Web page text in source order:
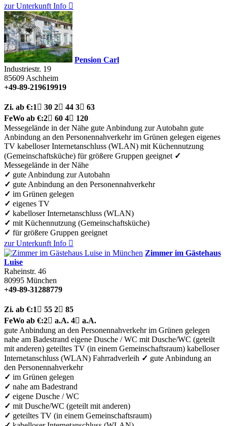
zur Unterkunft Info 
Pension Carl
Industriestr. 19
85609 Aschheim
+49-89-219619919
Zi. ab €:1  30 2 44 3 63
FeWo ab €:2 60 4 120
Messegelände in der Nähe gute Anbindung zur Autobahn gute
Anbindung an den Personennahverkehr im Grünen gelegen eigenes
TV kabelloser Internetanschluss (WLAN) mit Küchennutzung
(Gemeinschaftsküche) für größere Gruppen geeignet ✓
Messegelände in der Nähe
✓ gute Anbindung zur Autobahn
✓ gute Anbindung an den Personennahverkehr
✓ im Grünen gelegen
✓ eigenes TV
✓ kabelloser Internetanschluss (WLAN)
✓ mit Küchennutzung (Gemeinschaftsküche)
✓ für größere Gruppen geeignet
zur Unterkunft Info 
Zimmer im Gästehaus
Luise
Raheinstr. 46
80995 München
+49-89-31288779
Zi. ab €:1  55 2 85
FeWo ab €:2 a.A. 4 a.A.
gute Anbindung an den Personennahverkehr im Grünen gelegen
nahe am Badestrand eigene Dusche / WC mit Dusche/WC (geteilt
mit anderen) geteiltes TV (in einem Gemeinschaftsraum) kabelloser
Internetanschluss (WLAN) Fahrradverleih ✓ gute Anbindung an
den Personennahverkehr
✓ im Grünen gelegen
✓ nahe am Badestrand
✓ eigene Dusche / WC
✓ mit Dusche/WC (geteilt mit anderen)
✓ geteiltes TV (in einem Gemeinschaftsraum)